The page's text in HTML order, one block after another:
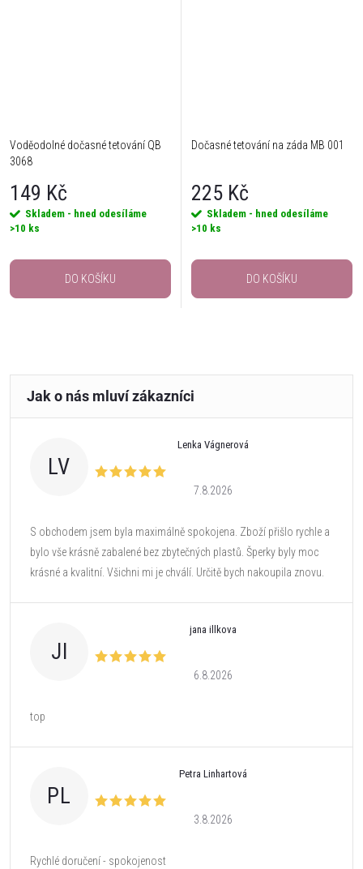
Voděodolné dočasné tetování QB
3068
149 Kč
Skladem - hned odesíláme
>10 ks
DO KOŠÍKU
Dočasné tetování na záda MB 001
225 Kč
Skladem - hned odesíláme
>10 ks
DO KOŠÍKU
LV
Lenka Vágnerová
7.8.2026
S obchodem jsem byla maximálně spokojena. Zboží přišlo rychle a
bylo vše krásně zabalené bez zbytečných plastů. Šperky byly moc
krásné a kvalitní. Všichni mi je chválí. Určitě bych nakoupila znovu.
JI
jana illkova
6.8.2026
top
PL
Petra Linhartová
3.8.2026
Rychlé doručení - spokojenost